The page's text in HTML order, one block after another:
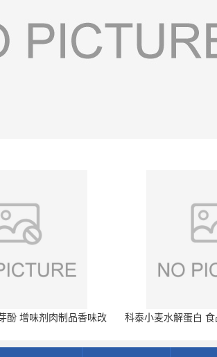
酚 增味剂肉制品香味改
科泰小麦水解蛋白